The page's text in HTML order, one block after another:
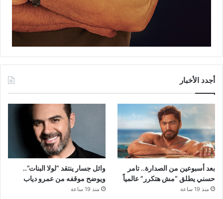
أجدد الأخبار
بعد أسبوعين من الصدارة.. تامر
حسني يطلق “مش هتكرر” عالمياً
منذ 19 ساعة
وائل جسار ينتقد “لولا البنات”..
ويوضح موقفه من عمرو دياب
منذ 19 ساعة